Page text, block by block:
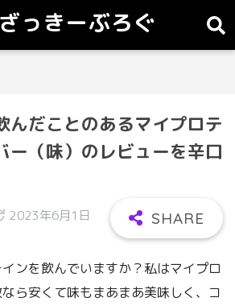
ざっきーぶろぐ
んだことのあるマイプロテ
ー（味）のレビューを辛口
2023年6月1日
ンを飲んでいますか？私はマイプロ
ら安くて味もまあまあ美味しく、コ